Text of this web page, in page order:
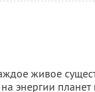
живое
энергии планет